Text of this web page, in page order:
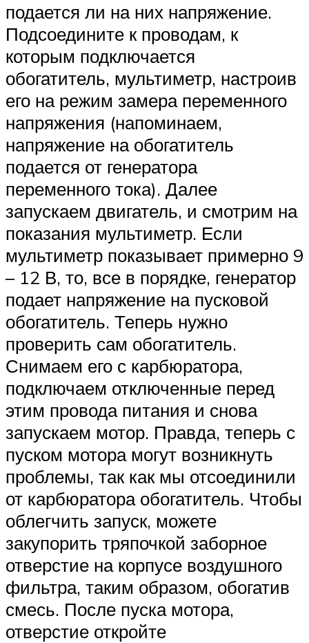
подается ли на них напряжение.
Подсоедините к проводам, к
которым подключается
обогатитель, мультиметр, настроив
его на режим замера переменного
напряжения (напоминаем,
напряжение на обогатитель
подается от генератора
переменного тока). Далее
запускаем двигатель, и смотрим на
показания мультиметр. Если
мультиметр показывает примерно 9
– 12 В, то, все в порядке, генератор
подает напряжение на пусковой
обогатитель. Теперь нужно
проверить сам обогатитель.
Снимаем его с карбюратора,
подключаем отключенные перед
этим провода питания и снова
запускаем мотор. Правда, теперь с
пуском мотора могут возникнуть
проблемы, так как мы отсоединили
от карбюратора обогатитель. Чтобы
облегчить запуск, можете
закупорить тряпочкой заборное
отверстие на корпусе воздушного
фильтра, таким образом, обогатив
смесь. После пуска мотора,
отверстие откройте